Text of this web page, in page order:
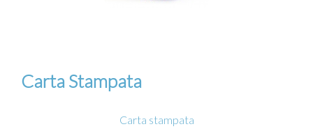
Carta Stampata
Carta stampata